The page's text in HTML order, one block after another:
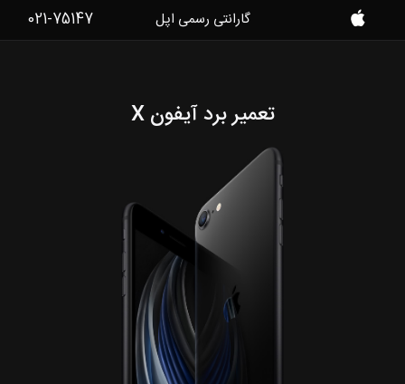
موبایل
گارانتی رسمی اپل 021-75147
تعمیر برد آیفون X